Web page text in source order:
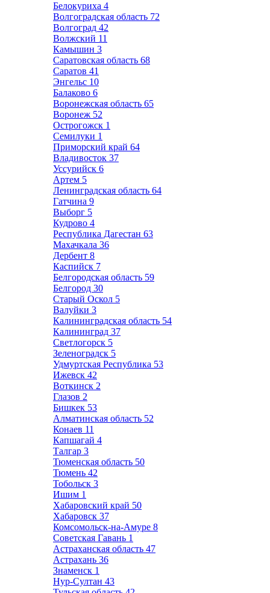
Белокуриха 4
Волгоградская область 72
Волгоград 42
Волжский 11
Камышин 3
Саратовская область 68
Саратов 41
Энгельс 10
Балаково 6
Воронежская область 65
Воронеж 52
Острогожск 1
Семилуки 1
Приморский край 64
Владивосток 37
Уссурийск 6
Артем 5
Ленинградская область 64
Гатчина 9
Выборг 5
Кудрово 4
Республика Дагестан 63
Махачкала 36
Дербент 8
Каспийск 7
Белгородская область 59
Белгород 30
Старый Оскол 5
Валуйки 3
Калининградская область 54
Калининград 37
Светлогорск 5
Зеленоградск 5
Удмуртская Республика 53
Ижевск 42
Воткинск 2
Глазов 2
Бишкек 53
Алматинская область 52
Конаев 11
Капшагай 4
Талгар 3
Тюменская область 50
Тюмень 42
Тобольск 3
Ишим 1
Хабаровский край 50
Хабаровск 37
Комсомольск-на-Амуре 8
Советская Гавань 1
Астраханская область 47
Астрахань 36
Знаменск 1
Нур-Султан 43